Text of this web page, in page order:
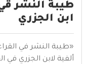
طيبة النشر
ابن الجزري
«طيبة النشر في
ألفية لابن الجزري في